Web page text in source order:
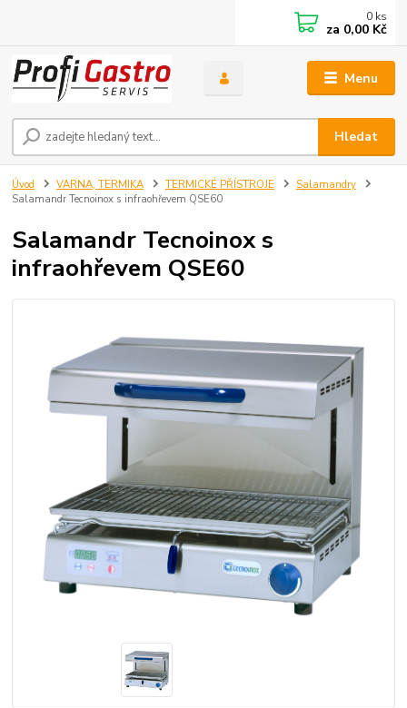
Menu
Hledat
0 ks
za 0,00 Kč
Úvod VARNA, TERMIKA TERMICKÉ PŘÍSTROJE
Salamandry
Salamandr Tecnoinox s infraohřevem QSE60
Salamandr Tecnoinox s
infraohřevem QSE60